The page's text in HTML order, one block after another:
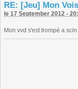
RE: [Jeu] Mon
le 17 September 2012 -
Mon vvd s'est trompé a